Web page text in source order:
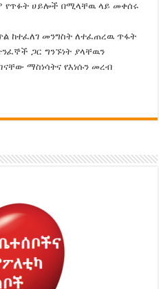
የጥፉት ሀይሎች በሚላቸዉ ላይ መቀሰሩ
ከተፈለገ መንግስት ለተፈጠረዉ ጥፋት
ጋር ግንኙነት ያላቸዉን
ማስነሳትና የእነሱን መረብ